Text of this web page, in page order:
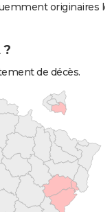
originaires
?
de décès.